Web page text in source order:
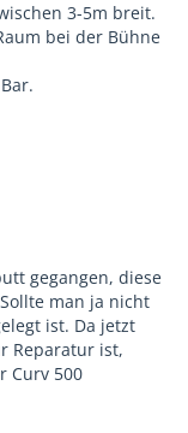
3-5m breit.
bei der Bühne
gegangen, diese
man ja nicht
ist. Da jetzt
Reparatur ist,
Curv 500